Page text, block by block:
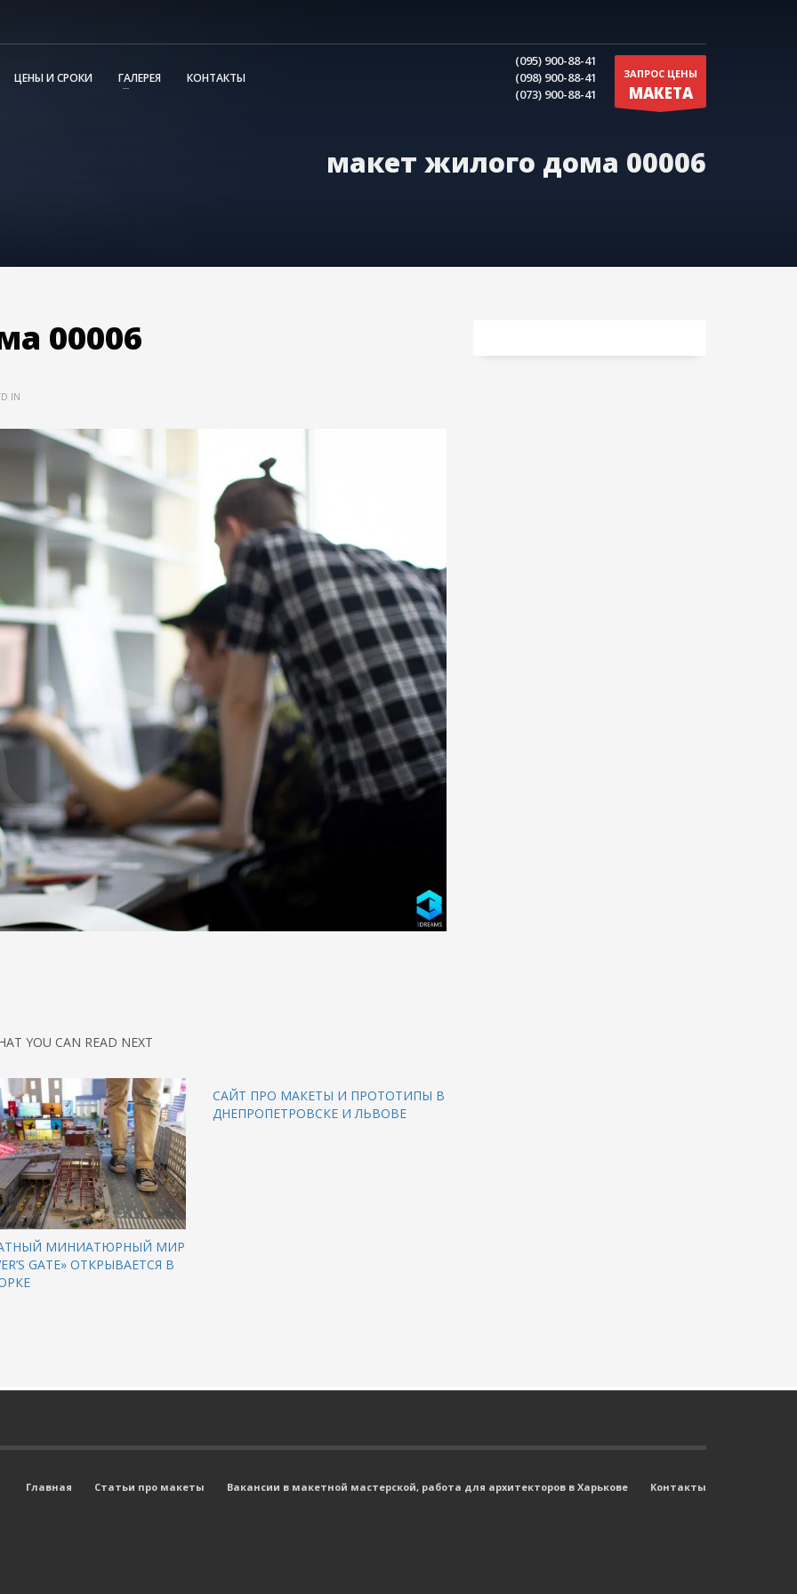
ЦЕНЫ И СРОКИ ГАЛЕРЕЯ КОНТАКТЫ
(095) 900-88-41
(098) 900-88-41
(073) 900-88-41
ЗАПРОС ЦЕНЫ
МАКЕТА
макет жилого дома 00006
00006
IN
YOU CAN READ NEXT
МИНИАТЮРНЫЙ МИР
GATE» ОТКРЫВАЕТСЯ В
САЙТ ПРО МАКЕТЫ И ПРОТОТИПЫ В
ДНЕПРОПЕТРОВСКЕ И ЛЬВОВЕ
Главная Статьи про макеты Вакансии в макетной мастерской, работа для архитекторов в Харькове Контакты